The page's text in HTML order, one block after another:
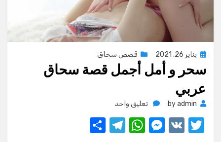
Posted
يناير 26, 2021 قصص سحاق
سحر و أمل أجمل قصة سحاق
عربي
byadmin تعليق واحدعلى
و
أمل
T
V
M
W
T